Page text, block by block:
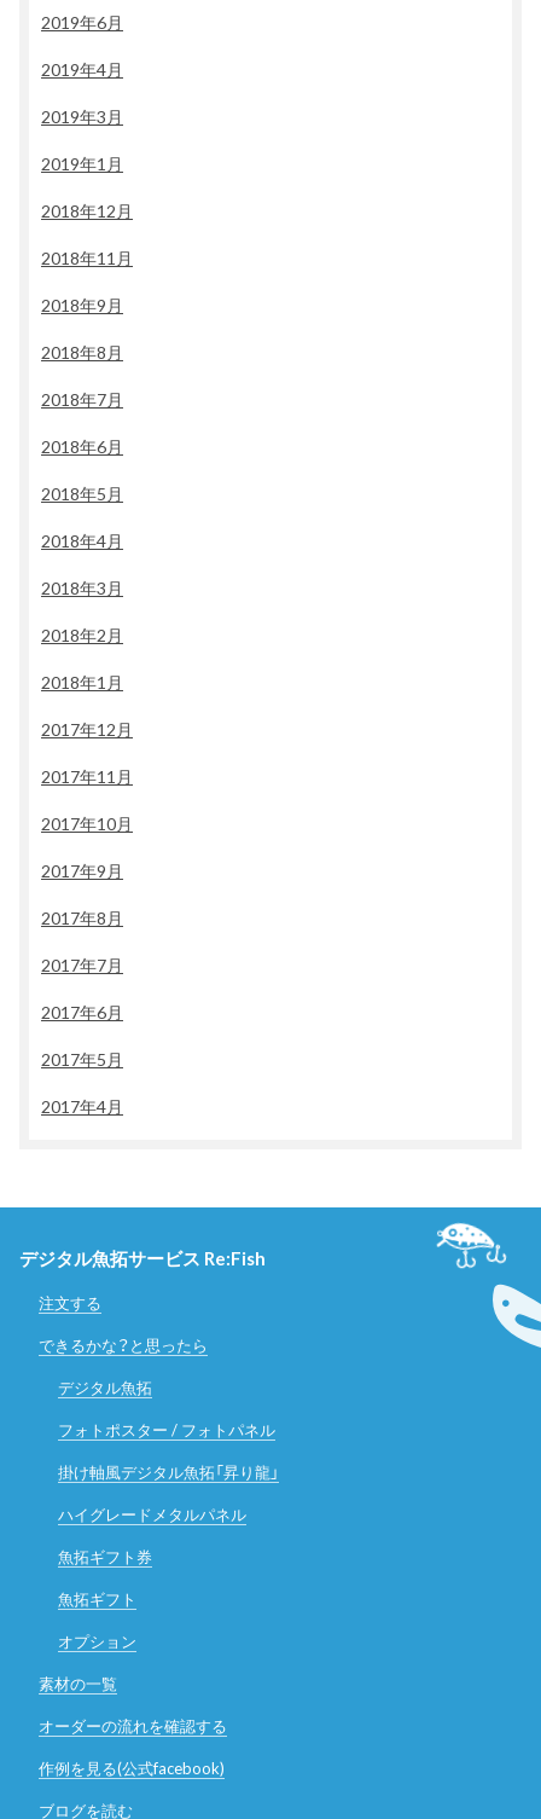
2019年6月
2019年4月
2019年3月
2019年1月
2018年12月
2018年11月
2018年9月
2018年8月
2018年7月
2018年6月
2018年5月
2018年4月
2018年3月
2018年2月
2018年1月
2017年12月
2017年11月
2017年10月
2017年9月
2017年8月
2017年7月
2017年6月
2017年5月
2017年4月
デジタル魚拓サービス Re:Fish
注文する
できるかな？と思ったら
デジタル魚拓
フォトポスター / フォトパネル
掛け軸風デジタル魚拓「昇り龍」
ハイグレードメタルパネル
魚拓ギフト券
魚拓ギフト
オプション
素材の一覧
オーダーの流れを確認する
作例を見る(公式facebook)
ブログを読む